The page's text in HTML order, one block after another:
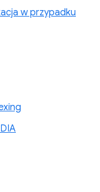
w przypadku